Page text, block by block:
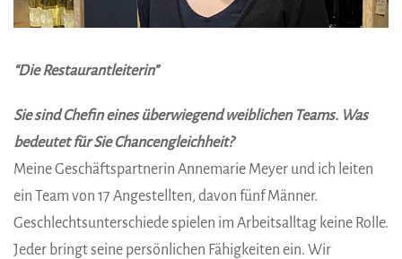
“Die Restaurantleiterin”
Sie sind Chefin eines überwiegend weiblichen Teams. Was
bedeutet für Sie Chancengleichheit?
Meine Geschäftspartnerin Annemarie Meyer und ich leiten
ein Team von 17 Angestellten, davon fünf Männer.
Geschlechtsunterschiede spielen im Arbeitsalltag keine Rolle.
Jeder bringt seine persönlichen Fähigkeiten ein. Wir